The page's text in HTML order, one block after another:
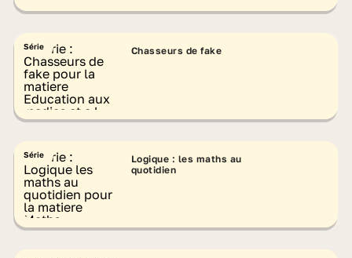
Série Chasseurs de fake
Série
Logique : les maths au
quotidien